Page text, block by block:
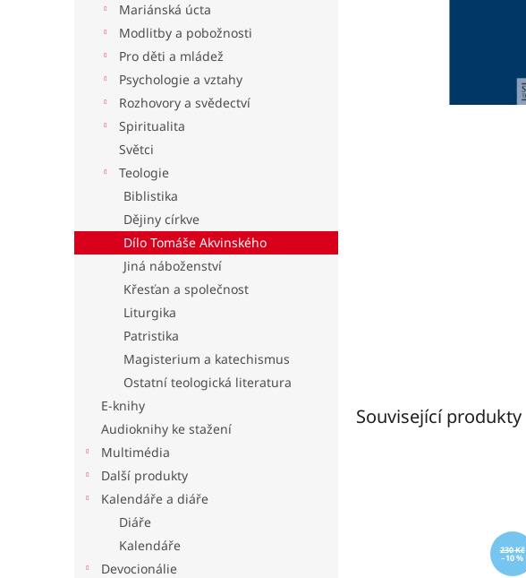
Mariánská úcta
Modlitby a pobožnosti
Pro děti a mládež
Psychologie a vztahy
Rozhovory a svědectví
Spiritualita
Světci
Teologie
Biblistika
Dějiny církve
Dílo Tomáše Akvinského
Jiná náboženství
Křesťan a společnost
Liturgika
Patristika
Magisterium a katechismus
Ostatní teologická literatura
E-knihy
Audioknihy ke stažení
Multimédia
Další produkty
Kalendáře a diáře
Diáře
Kalendáře
Devocionálie
Související produkty
230 Kč
–10 %